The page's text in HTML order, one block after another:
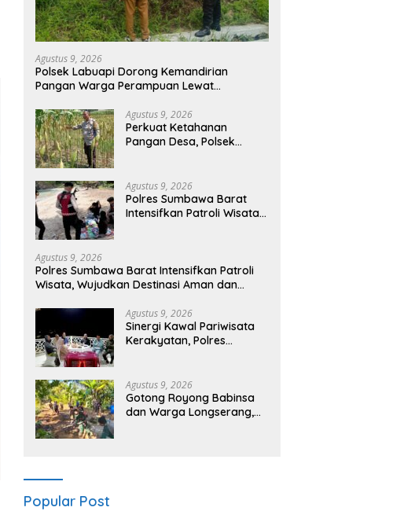
Agustus 9, 2026
Polsek Labuapi Dorong Kemandirian
Pangan Warga Perampuan Lewat
Agustus 9, 2026
Perkuat Ketahanan
Pangan Desa, Polsek
Agustus 9, 2026
Polres Sumbawa Barat
Intensifkan Patroli Wisata,
Agustus 9, 2026
Polres Sumbawa Barat Intensifkan Patroli
Wisata, Wujudkan Destinasi Aman dan
Agustus 9, 2026
Sinergi Kawal Pariwisata
Kerakyatan, Polres
Sharing Pengelolaan
Pariwisata Bendungan Tiu
Suntuk”
Agustus 9, 2026
Gotong Royong Babinsa
dan Warga Longserang,
Popular Post